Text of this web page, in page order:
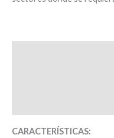
CARACTERÍSTICAS: